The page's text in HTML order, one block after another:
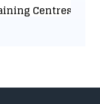
Centres